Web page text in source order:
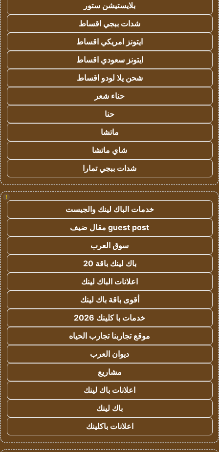
بلايستيشن ستور
شدات ببجي اقساط
ايتونز امريكي اقساط
ايتونز سعودي اقساط
شحن يلا لودو اقساط
حناء شعر
حنا
ماتشا
شاي ماتشا
شدات ببجي تمارا
!
خدمات الباك لينك والجيست
guest post مقال ضيف
سوق العرب
باك لينك باقة 20
اعلانات الباك لينك
أقوى باقة باك لينك
خدمات با كلينك 2026
موقع تجاربنا تجارب الحياه
ديوان العرب
مشاريع
اعلانات باك لينك
باك لينك
اعلانات باكلينك